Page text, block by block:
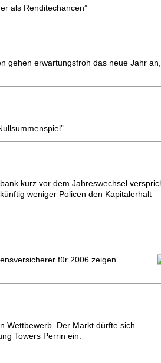
als Renditechancen”
gehen erwartungsfroh das neue Jahr an,
kurz vor dem Jahreswechsel
weniger Policen den Kapitalerhalt
für 2006 zeigen
Wettbewerb. Der Markt dürfte sich
Towers Perrin ein.